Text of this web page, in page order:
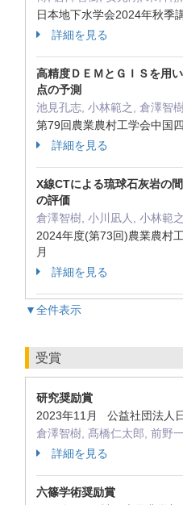
日本地下水学会2024年秋季
詳細を見る
高精度ＤＥＭとＧＩＳを用
点の予測
池見孔志, 小林範之, 倉澤智
第79回農業農村工学会中国
詳細を見る
X線CTによる琉球石灰岩の
の評価
倉澤智樹, 小川凪人, 小林範之
2024年度(第73回)農業農村
月
詳細を見る
▼全件表示
受賞
研究奨励賞
2023年11月 公益社団法人
倉澤智樹, 髙橋仁太郎, 前野
詳細を見る
六篠学術奨励賞